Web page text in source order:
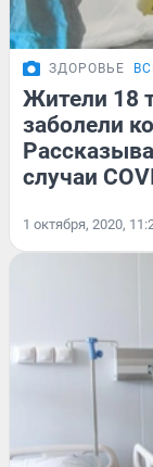
ЗДОРОВЬЕ
Жители 18
заболели
случаи
1 октября, 2020,